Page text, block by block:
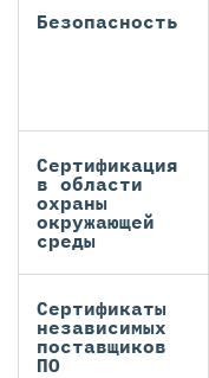
Безопасность
Сертификация
в области
охраны
окружающей
среды
Сертификаты
независимых
поставщиков
ПО